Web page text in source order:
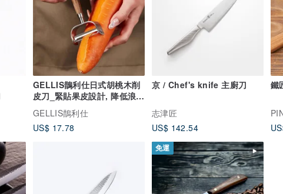
GELLIS鵲利仕日式胡桃木削
皮刀_緊貼果皮設計, 降低浪費
GELLIS鵲利仕
US$ 17.78
京 / Chef's knife 主廚刀
志津匠
US$ 142.54
鐵
免運